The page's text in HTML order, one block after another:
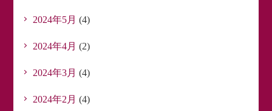
2024年5月 (4)
2024年4月 (2)
2024年3月 (4)
2024年2月 (4)